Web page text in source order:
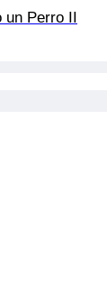
un Perro II